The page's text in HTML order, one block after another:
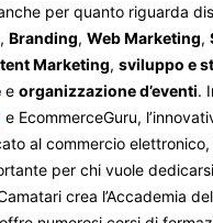
per quanto riguarda
, Branding, Web Marketing,
Marketing, sviluppo e
e organizzazione d’eventi.
e EcommerceGuru,
al commercio
per chi vuole
crea l’Accademia